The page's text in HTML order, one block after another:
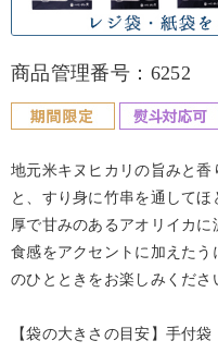
商品管理番号：6252
地元米キヌヒカリの旨みと香
と、すり身に竹串を通して
厚で甘みのあるアオリイカ
食感をアクセントに加えた
のひとときをお楽しみくださ
【袋の大きさの目安】手付袋